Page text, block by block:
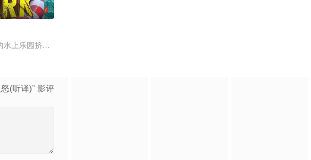
不过是一场精心布局的
其中大多数人在鸦片生意方面活动，并且受到腐败官员的保
被误解。在经历一次重大事件后，被迫加入保健品公司，实现了自我价值体验到社会存
9.0
水上乐园挤满了消暑游客，一群凶猛的大白鲨突然闯入园区水域，把整片游乐区变成了开
(听译)” 影评